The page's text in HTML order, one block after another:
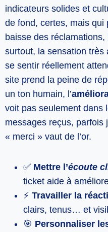
indicateurs solides et
de fond, certes, mais qui
baisse des
surtout, la sensation très
se sentir réellement
site prend la peine de
un ton humain, l’
voit pas seulement dans
messages reçus,
« merci » vaut de l’or.
✅ Mettre l’écoute
ticket aide à
⚡Travailler la
clairs, tenus… et
🎯 Personnaliser